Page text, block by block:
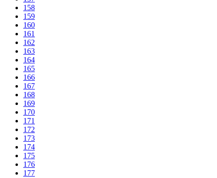
158
159
160
161
162
163
164
165
166
167
168
169
170
171
172
173
174
175
176
177